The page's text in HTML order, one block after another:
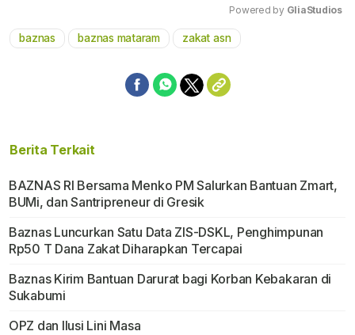
Powered by GliaStudios
baznas baznas mataram zakat asn
Berita Terkait
BAZNAS RI Bersama Menko PM Salurkan Bantuan Zmart,
BUMi, dan Santripreneur di Gresik
Baznas Luncurkan Satu Data ZIS-DSKL, Penghimpunan
Rp50 T Dana Zakat Diharapkan Tercapai
Baznas Kirim Bantuan Darurat bagi Korban Kebakaran di
Sukabumi
OPZ dan Ilusi Lini Masa